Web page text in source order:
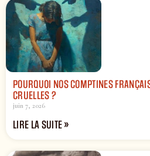
POURQUOI NOS COMPTINES
CRUELLES ?
juin 7, 2026
LIRE LA SUITE »